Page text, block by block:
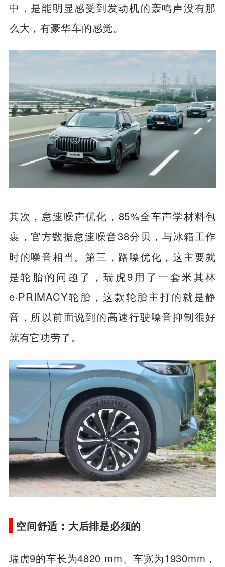
5%，实际体验来说，在中高速再加速过程
中，是能明显感受到发动机的轰鸣声没有那
么大，有豪华车的感觉。
其次，怠速噪声优化，85%全车声学材料包
裹，官方数据怠速噪音38分贝，与冰箱工作
时的噪音相当。第三，路噪优化，这主要就
是轮胎的问题了，瑞虎9用了一套米其林
e·PRIMACY轮胎，这款轮胎主打的就是静
音，所以前面说到的高速行驶噪音抑制很好
就有它功劳了。